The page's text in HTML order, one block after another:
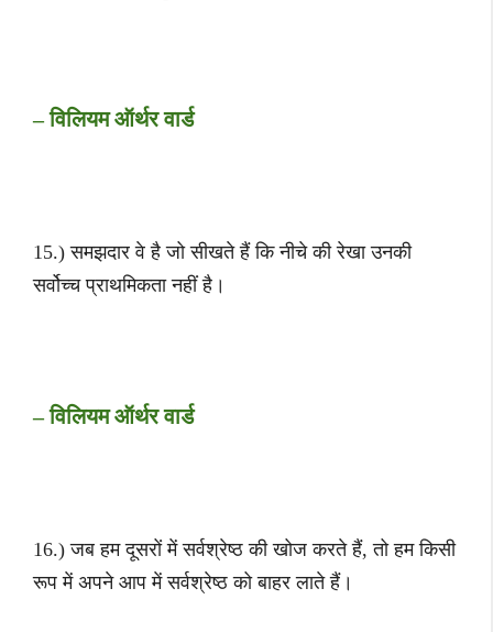
– विलियम ऑर्थर वार्ड
15.) समझदार वे है जो सीखते हैं कि नीचे की रेखा उनकी
सर्वोच्च प्राथमिकता नहीं है।
– विलियम ऑर्थर वार्ड
16.) जब हम दूसरों में सर्वश्रेष्ठ की खोज करते हैं, तो हम किसी
रूप में अपने आप में सर्वश्रेष्ठ को बाहर लाते हैं।